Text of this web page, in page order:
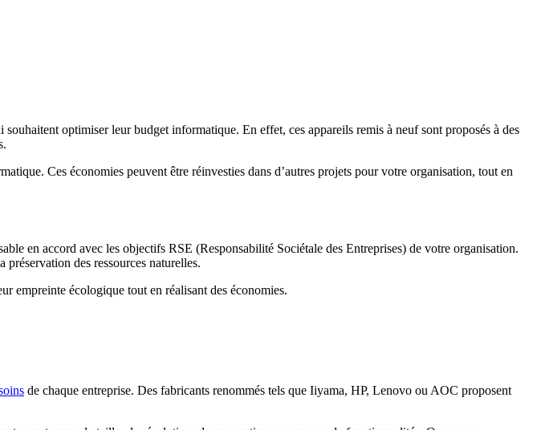
optimiser leur budget informatique. En effet, ces appareils remis à neuf sont proposés à des
Ces économies peuvent être réinvesties dans d’autres projets pour votre organisation, tout en
en accord avec les objectifs RSE (Responsabilité Sociétale des Entreprises) de votre organisation.
des ressources naturelles.
empreinte écologique tout en réalisant des économies.
de chaque entreprise. Des fabricants renommés tels que Iiyama, HP, Lenovo ou AOC proposent